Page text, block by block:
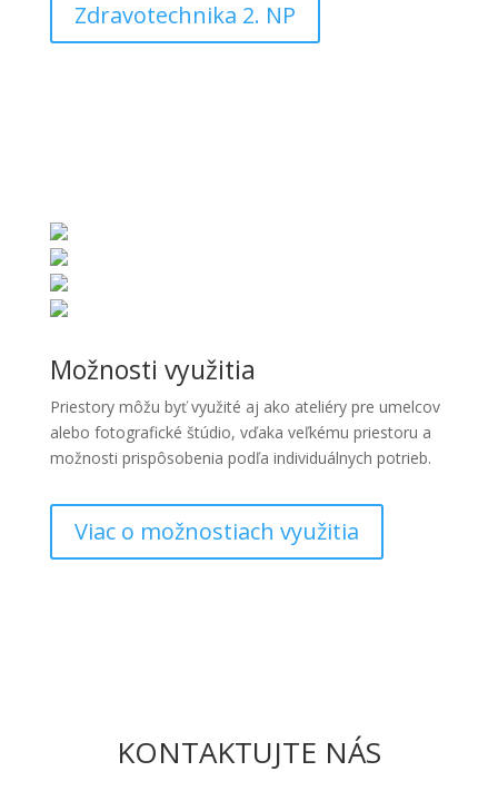
Zdravotechnika 2. NP
Možnosti využitia
Priestory môžu byť využité aj ako ateliéry pre umelcov
alebo fotografické štúdio, vďaka veľkému priestoru a
možnosti prispôsobenia podľa individuálnych potrieb.
Viac o možnostiach využitia
KONTAKTUJTE NÁS